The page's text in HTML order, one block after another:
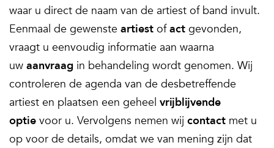
waar u direct de naam van de artiest of band invult.
Eenmaal de gewenste artiest ofact gevonden,
vraagt u eenvoudig informatie aan waarna
uw aanvraag in behandeling wordt genomen. Wij
controleren de agenda van de desbetreffende
artiest en plaatsen een geheel vrijblijvende
optie voor u. Vervolgens nemen wij contact met u
op voor de details, omdat we van mening zijn dat